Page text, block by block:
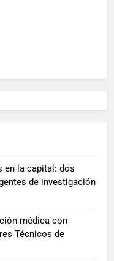
en la capital: dos
de investigación
médica con
Técnicos de